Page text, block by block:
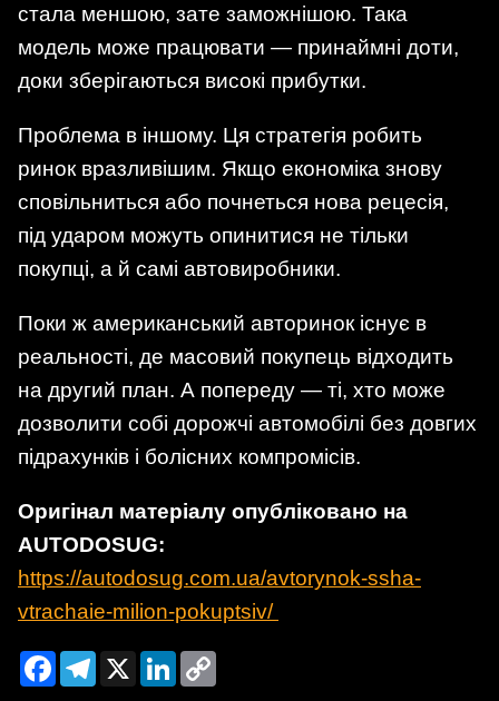
стала меншою, зате заможнішою. Така
модель може працювати — принаймні доти,
доки зберігаються високі прибутки.
Проблема в іншому. Ця стратегія робить
ринок вразливішим. Якщо економіка знову
сповільниться або почнеться нова рецесія,
під ударом можуть опинитися не тільки
покупці, а й самі автовиробники.
Поки ж американський авторинок існує в
реальності, де масовий покупець відходить
на другий план. А попереду — ті, хто може
дозволити собі дорожчі автомобілі без довгих
підрахунків і болісних компромісів.
Оригінал матеріалу опубліковано на
AUTODOSUG:
https://autodosug.com.ua/avtorynok-ssha-
vtrachaie-milion-pokuptsiv/
FacebookTelegram
X LinkedIn